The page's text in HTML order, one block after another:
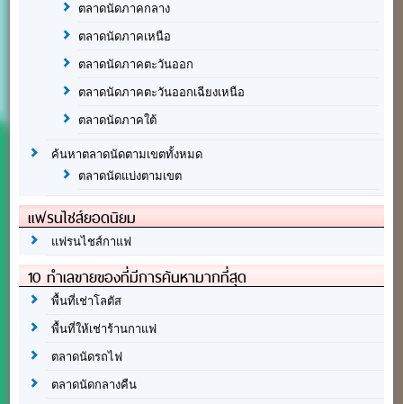
ตลาดนัดภาคกลาง
ตลาดนัดภาคเหนือ
ตลาดนัดภาคตะวันออก
ตลาดนัดภาคตะวันออกเฉียงเหนือ
ตลาดนัดภาคใต้
ค้นหาตลาดนัดตามเขตทั้งหมด
ตลาดนัดแบ่งตามเขต
แฟรนไชส์ยอดนิยม
แฟรนไชส์กาแฟ
10 ทำเลขายของที่มีการค้นหามากที่สุด
พื้นที่เช่าโลตัส
พื้นที่ให้เช่าร้านกาแฟ
ตลาดนัดรถไฟ
ตลาดนัดกลางคืน